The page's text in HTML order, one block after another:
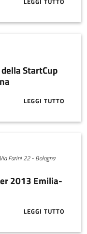
ABOUT
StartCup
LEGGI TUTTO
ABOUT
Farini 22 - Bologna
2013 Emilia-
LEGGI TUTTO
ABOUT